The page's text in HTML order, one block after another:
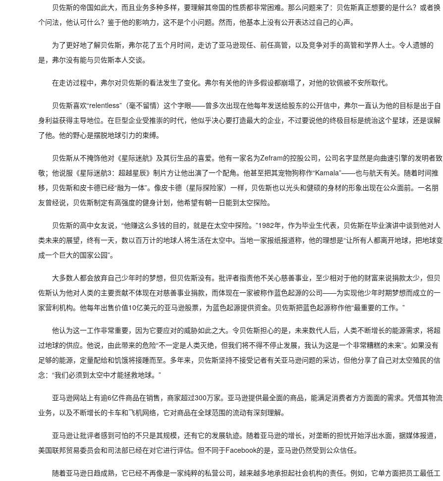
贝佐斯的帝国如此大，而且业务多种多样，要理解其帝国的性质都非常困难。那么问题来了：贝佐斯真正想要的是什么？或者换
个问法，他认可什么？鉴于他的影响力，这不是个小问题。然而，他基本上没有公开表达过自己的心声。
为了更好地了解贝佐斯，弗尔花了五个月时间，走访了亚马逊现任、前任高管，以及竞争对手的高管和学界人士。令人遗憾的
是，弗尔没有能与贝佐斯本人交谈。
在走访过程中，弗尔对贝佐斯的看法发生了变化。弗尔有关他的许多假设都崩塌了，对他的钦佩被不安所取代。
贝佐斯喜欢“relentless”（毫不留情）这个字眼——曾多次出现在他每年发送给股东的公开信中，弗尔一直认为他的目标是出于自
身利益获得主导地位。在巨型企业受推崇的时代，他似乎决心要打造最大的企业，不过要说他的终极目标是统治这个星球，还是误解
了他。他的野心是摆脱地球引力的束缚。
贝佐斯从不掩饰他对《星际迷航》及其衍生品的喜爱。他有一家名为Zefram的控股公司，公司名字显然是向曲速引擎的发明者致
敬；他说服《星际迷航3：超越星辰》制片方让他出演了一个配角。他甚至把其宠物狗称作“Kamala”——也与航天有关。随着时间推
移，贝佐斯和皮卡德已经“融为一体”。像皮卡德（星际探险家）一样，贝佐斯也以光头和健硕的身材的形象出现在公众面前。一名朋
友曾经说，贝佐斯制定有高强度的健身计划，他希望有朝一日能到太空探险。
贝佐斯的高中女友说，“他赚这么多钱的目的，就是在太空中探险。”1982年，作为毕业生代表，贝佐斯在毕业演讲中谈到他对人
类未来的展望，终有一天，数以百万计的地球人将生活在太空中。当地一家报纸报道称，他的理想是“让所有人都离开地球，把地球变
成一个巨大的国家公园”。
大多数人都会放弃自己少年时的梦想，但贝佐斯没有。批评者指责他不关心慈善事业，至少相对于他的财富来说捐款太少，但贝
佐斯认为他对人类的主要贡献不体现在对慈善事业捐款，而体现在一家被称作蓝色起源的公司——为实现他少年时期梦想而成立的一
家营利机构。他每年出售价值10亿美元的亚马逊股票，为蓝色起源提供资金。贝佐斯把蓝色起源称作他“最重要的工作。”
他认为这一工作非常重要，因为它要应对的威胁如此之大。令贝佐斯担心的是，未来数代人后，人类不断增长的能源需求，将超
过地球的供应。他说，由此带来的危险“不一定是人类灭绝，但我们将不得不停止发展，我认为这是一个非常糟糕的未来”。如果没有
足够的能源，定量配给和饥饿将接踵而至。多年来，贝佐斯坚持不接受记者有关亚马逊问题的采访，但他分享了自己对太空殖民的信
念：“我们必须到太空中才能拯救地球。”
亚马逊网站上有逾6亿件商品在销售，商家超过300万家。亚马逊提供最全面的商品，能满足消费者方方面面的需求。凭借其物流
业务，以及不断增长的卡车和飞机网络，它对商品在全球范围的流动有深刻理解。
亚马逊让批评者感到可怕的不只是其规模，还有它的发展轨迹。随着亚马逊的增长，对垄断的担忧开始浮出水面，据媒体报道，
美国联邦贸易委员会和司法部已经在对它进行评估。但不同于Facebook的是，亚马逊仍然受到公众信任。
随着亚马逊日趋成熟，它已经不再像是一家纯粹的私营公司，越来越多地承担起社会机构的责任。例如，它单方面把员工最低工